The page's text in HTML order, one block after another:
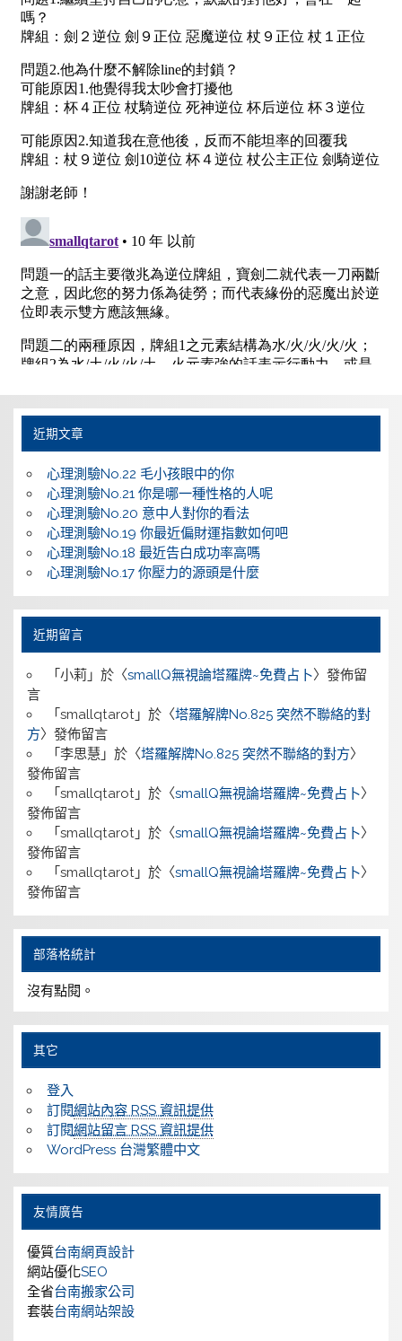
近期文章
心理測驗No.22 毛小孩眼中的你
心理測驗No.21 你是哪一種性格的人呢
心理測驗No.20 意中人對你的看法
心理測驗No.19 你最近偏財運指數如何吧
心理測驗No.18 最近告白成功率高嗎
心理測驗No.17 你壓力的源頭是什麼
近期留言
「 小莉」於〈smallQ無視論塔羅牌~免費占卜〉發佈留
言
「 smallqtarot」於〈塔羅解牌No.825 突然不聯絡的對
方〉發佈留言
「 李思慧」於〈塔羅解牌No.825 突然不聯絡的對方〉
發佈留言
「 smallqtarot」於〈smallQ無視論塔羅牌~免費占卜〉
發佈留言
「 smallqtarot」於〈smallQ無視論塔羅牌~免費占卜〉
發佈留言
「 smallqtarot」於〈smallQ無視論塔羅牌~免費占卜〉
發佈留言
部落格統計
沒有點閱。
其它
登入
訂閱網站內容 RSS 資訊提供
訂閱網站留言 RSS 資訊提供
WordPress 台灣繁體中文
友情廣告
優質台南網頁設計
網站優化SEO
全省台南搬家公司
套裝台南網站架設